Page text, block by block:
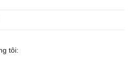
tôi: